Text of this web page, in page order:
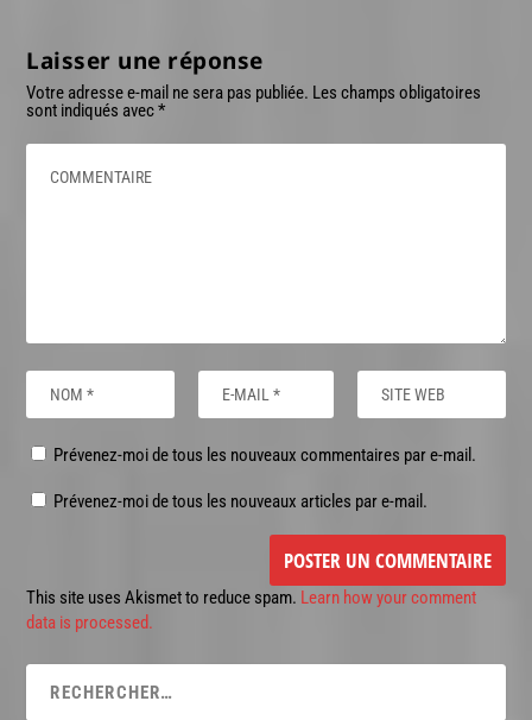
Laisser une réponse
Votre adresse e-mail ne sera pas publiée. Les champs obligatoires
sont indiqués avec*
Prévenez-moi de tous les nouveaux commentaires par e-mail.
Prévenez-moi de tous les nouveaux articles par e-mail.
This site uses Akismet to reduce spam. Learn how your comment
data is processed.